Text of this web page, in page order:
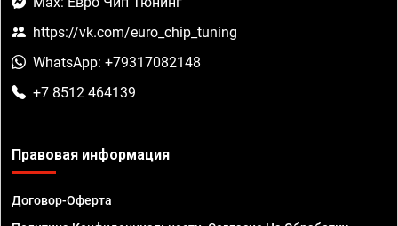
https://vk.com/euro_chip_tuning
WhatsApp: +79317082148
+7 8512 464139
Правовая информация
Договор-Оферта